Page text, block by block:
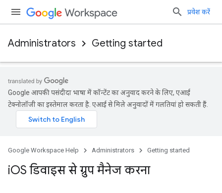
प्रवेश करें
Administrators Getting started
Google आपकी पसंदीदा भाषा में कॉन्टेंट का अनुवाद करने के लिए, एआई
टेक्नोलॉजी का इस्तेमाल करता है. एआई से मिले अनुवादों में गलतियां हो सकती हैं.
Google Workspace Help Administrators Getting started
iOS डिवाइस से ग्रुप मैनेज करना